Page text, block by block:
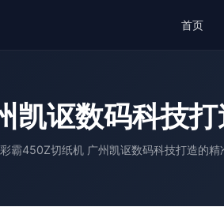
首页
讴数码科技
彩霸450Z切纸机 广州凯讴数码科技打造的精